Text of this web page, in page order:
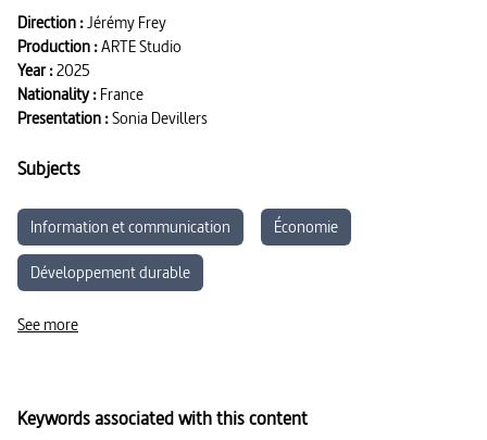
les images chocs imaginées par les opposants à la fast fashion.
Direction :Jérémy Frey
Production :ARTE Studio
Year :2025
Nationality :France
Presentation :Sonia Devillers
Subjects
Information et communication
Économie
Développement durable
Gestion, Marketing et Management
See more
Keywords associated with this content